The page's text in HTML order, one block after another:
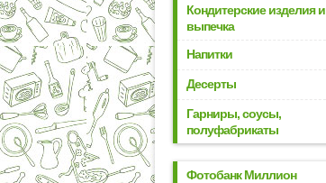
Кондитерские изделия и
выпечка
Напитки
Десерты
Гарниры, соусы,
полуфабрикаты
Фотобанк Миллион